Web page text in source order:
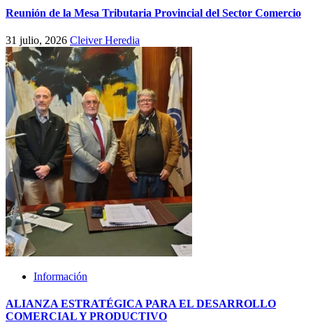
Reunión de la Mesa Tributaria Provincial del Sector Comercio
31 julio, 2026 Cleiver Heredia
Información
ALIANZA ESTRATÉGICA PARA EL DESARROLLO
COMERCIAL Y PRODUCTIVO